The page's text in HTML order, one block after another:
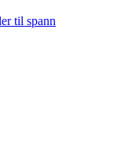
til spann